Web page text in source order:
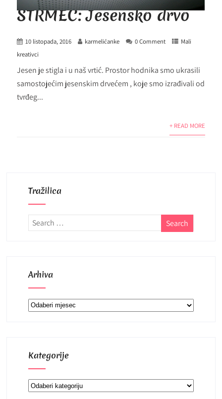
STRMEC: Jesensko drvo
10 listopada, 2016 karmelićanke 0 Comment
Mali
kreativci
Jesen je stigla i u naš vrtić. Prostor hodnika smo ukrasili
samostojećim jesenskim drvećem , koje smo izrađivali od
tvrđeg...
+ READ MORE
Tražilica
Arhiva
Arhiva
Kategorije
Kategorije